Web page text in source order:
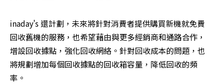
inaday's 還計劃，未來將針對消費者提供購買新機就免費
回收舊機的服務，也希望藉由與更多經銷商和通路合作，
增設回收據點，強化回收網絡。針對回收成本的問題，也
將規劃增加每個回收據點的回收箱容量，降低回收的頻
率。